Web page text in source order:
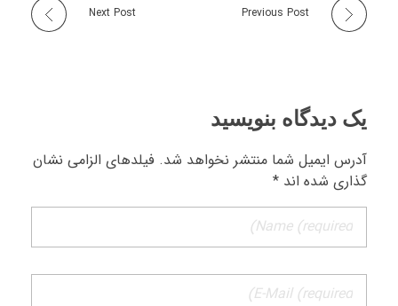
Previous Post
Next Post
یک دیدگاه بنویسید
آدرس ایمیل شما منتشر نخواهد شد. فیلدهای الزامی نشان
گذاری شده اند *